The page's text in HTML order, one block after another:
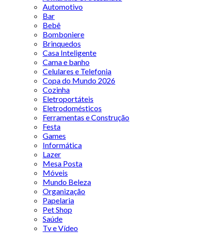
Automotivo
Bar
Bebê
Bomboniere
Brinquedos
Casa Inteligente
Cama e banho
Celulares e Telefonia
Copa do Mundo 2026
Cozinha
Eletroportáteis
Eletrodomésticos
Ferramentas e Construção
Festa
Games
Informática
Lazer
Mesa Posta
Móveis
Mundo Beleza
Organização
Papelaria
Pet Shop
Saúde
Tv e Vídeo